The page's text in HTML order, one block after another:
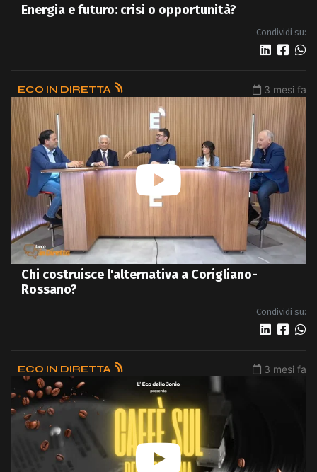
Energia e futuro: crisi o opportunità?
Condividi su:
ECO IN DIRETTA 3 mesi fa
Chi costruisce l'alternativa a Corigliano-
Rossano?
Condividi su:
ECO IN DIRETTA 3 mesi fa